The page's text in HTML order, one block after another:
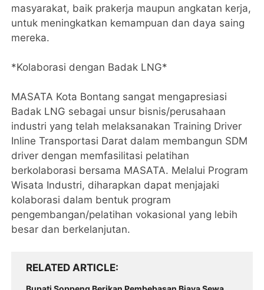
masyarakat, baik prakerja maupun angkatan kerja,
untuk meningkatkan kemampuan dan daya saing
mereka.
*Kolaborasi dengan Badak LNG*
MASATA Kota Bontang sangat mengapresiasi
Badak LNG sebagai unsur bisnis/perusahaan
industri yang telah melaksanakan Training Driver
Inline Transportasi Darat dalam membangun SDM
driver dengan memfasilitasi pelatihan
berkolaborasi bersama MASATA. Melalui Program
Wisata Industri, diharapkan dapat menjajaki
kolaborasi dalam bentuk program
pengembangan/pelatihan vokasional yang lebih
besar dan berkelanjutan.
RELATED ARTICLE